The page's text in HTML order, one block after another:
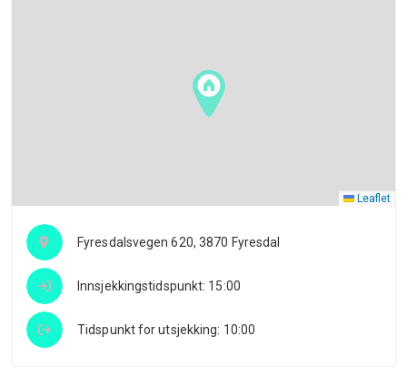
Leaflet
Fyresdalsvegen 620, 3870 Fyresdal
Innsjekkingstidspunkt: 15:00
Tidspunkt for utsjekking: 10:00